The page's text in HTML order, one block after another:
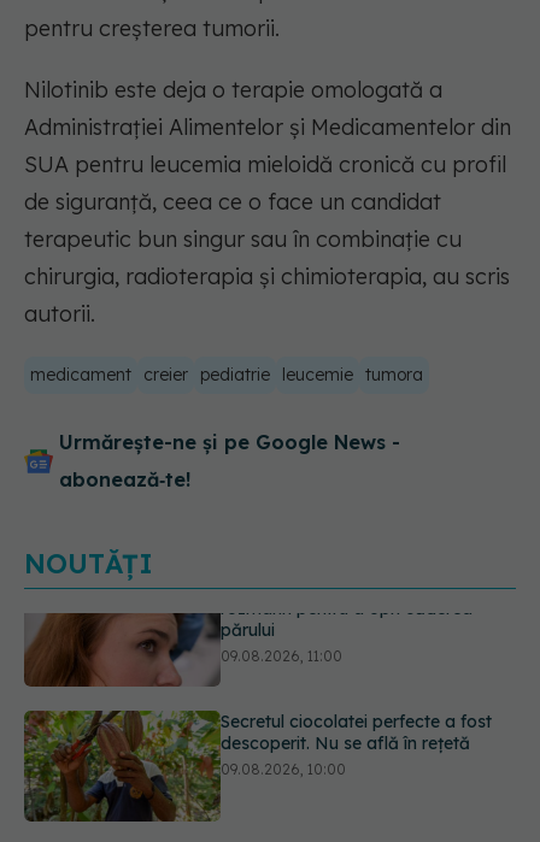
pentru creșterea tumorii.
Nilotinib este deja o terapie omologată a
Administrației Alimentelor și Medicamentelor din
SUA pentru leucemia mieloidă cronică cu profil
de siguranță, ceea ce o face un candidat
terapeutic bun singur sau în combinație cu
chirurgia, radioterapia și chimioterapia, au scris
autorii.
medicament creier pediatrie leucemie tumora
Urmărește-ne și pe Google News -
abonează‑te!
NOUTĂȚI
Secretul ciocolatei perfecte a fost
descoperit. Nu se află în rețetă
Plasticul pe care îl folosim zilnic,